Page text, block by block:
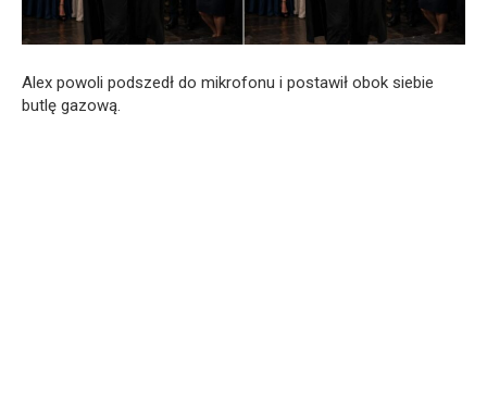
Alex powoli podszedł do mikrofonu i postawił obok siebie
butlę gazową.